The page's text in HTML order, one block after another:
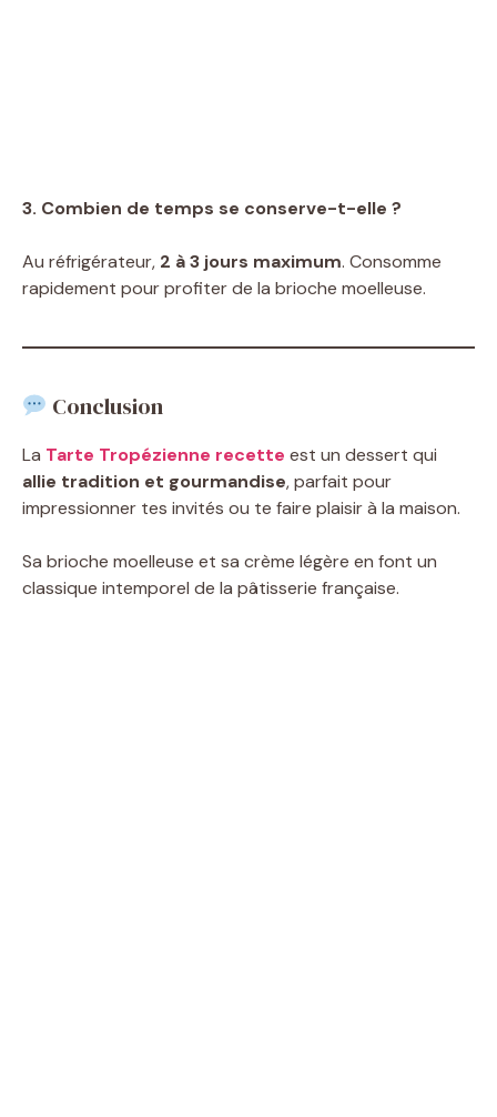
3. Combien de temps se conserve-t-elle ?
Au réfrigérateur, 2 à 3 jours maximum. Consomme
rapidement pour profiter de la brioche moelleuse.
Conclusion
La Tarte Tropézienne recette est un dessert qui
allie tradition et gourmandise, parfait pour
impressionner tes invités ou te faire plaisir à la maison.
Sa brioche moelleuse et sa crème légère en font un
classique intemporel de la pâtisserie française.